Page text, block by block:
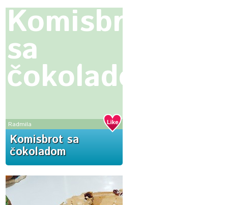
Komisbrot
sa
čokoladom
Radmila
Komisbrot sa
čokoladom